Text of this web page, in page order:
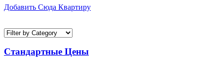
Добавить Сюда Квартиру
Стандартные Цены